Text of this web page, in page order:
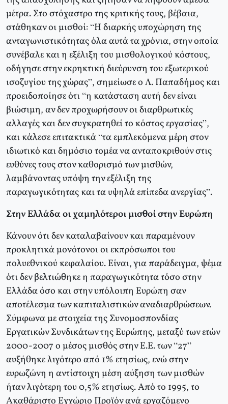
μέτρα. Στο στόχαστρο της κριτικής τους, βέβαια,
στάθηκαν οι μισθοί: “Η διαρκής υποχώρηση της
ανταγωνιστικότητας όλα αυτά τα χρόνια, στην οποία
συνέβαλε και η εξέλιξη του μισθολογικού κόστους,
οδήγησε στην εκρηκτική διεύρυνση του εξωτερικού
ισοζυγίου της χώρας”, σημείωσε ο Λ. Παπαδήμος και
προειδοποίησε ότι “η κατάσταση αυτή δεν είναι
βιώσιμη, αν δεν προχωρήσουν οι διαρθρωτικές
αλλαγές και δεν συγκρατηθεί το κόστος εργασίας”,
και κάλεσε επιτακτικά “τα εμπλεκόμενα μέρη στον
ιδιωτικό και δημόσιο τομέα να ανταποκριθούν στις
ευθύνες τους στον καθορισμό των μισθών,
λαμβάνοντας υπόψη την εξέλιξη της
παραγωγικότητας και τα υψηλά επίπεδα ανεργίας”.
Στην Ελλάδα οι χαμηλότεροι μισθοί στην Ευρώπη
Κάνουν ότι δεν καταλαβαίνουν και παραμένουν
προκλητικά μονότονοι οι εκπρόσωποι του
πολυεθνικού κεφαλαίου. Είναι, για παράδειγμα, ψέμα
ότι δεν βελτιώθηκε η παραγωγικότητα τόσο στην
Ελλάδα όσο και στην υπόλοιπη Ευρώπη σαν
αποτέλεσμα των καπιταλιστικών αναδιαρθρώσεων.
Σύμφωνα με στοιχεία της Συνομοσπονδίας
Εργατικών Συνδικάτων της Ευρώπης, μεταξύ των ετών
2000-2007 ο μέσος μισθός στην Ε.Ε. των “27”
αυξήθηκε λιγότερο από 1% ετησίως, ενώ στην
ευρωζώνη η αντίστοιχη μέση αύξηση των μισθών
ήταν λιγότερη του 0,5% ετησίως. Από το 1995, το
Ακαθάριστο Εγχώριο Προϊόν ανά εργαζόμενο